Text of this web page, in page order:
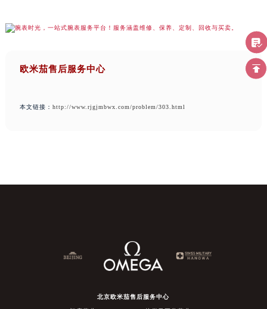
欧米茄售后服务中心
本文链接： http://www.rjgjmbwx.com/problem/303.html
北京欧米茄售后服务中心